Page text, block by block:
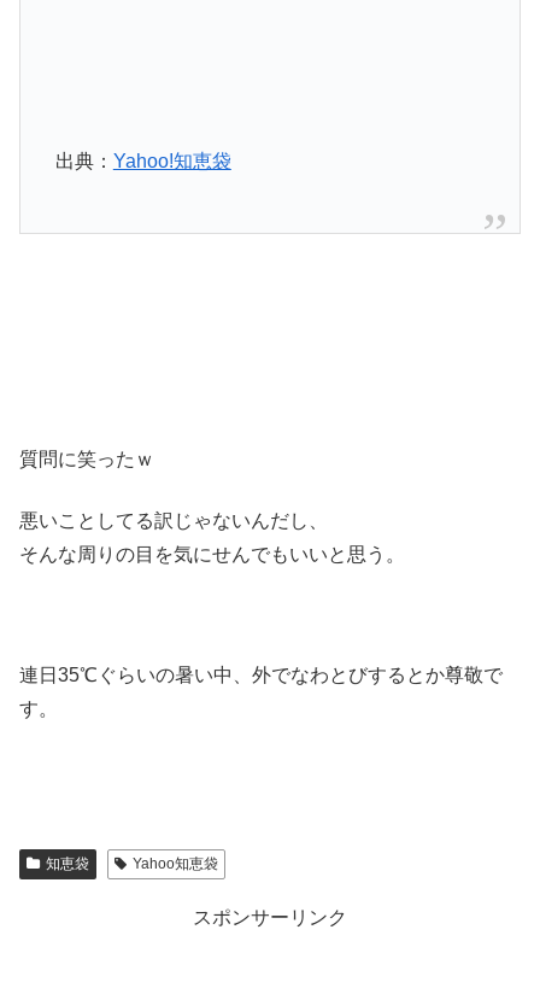
出典： Yahoo!知恵袋
質問に笑ったｗ
悪いことしてる訳じゃないんだし、
そんな周りの目を気にせんでもいいと思う。
連日35℃ぐらいの暑い中、外でなわとびするとか尊敬で
す。
知恵袋 Yahoo知恵袋
スポンサーリンク